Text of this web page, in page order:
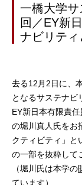
一橋大学
回／EY新
ナビリティ
去る12月2日に、
となるサステナビ
EY新日本有限責
の堀川真人氏をお
クティビティ」と
の一部を抜粋して
（堀川氏は本学の
ています）